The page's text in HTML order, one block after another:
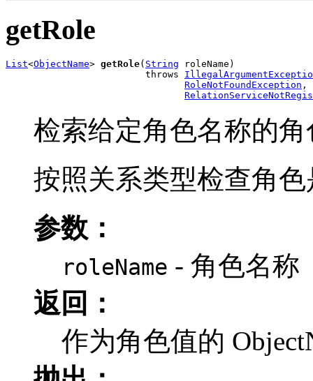
getRole
List<ObjectName> getRole( String roleName)
                         throws
RoleNotFoundException ,
检索给定角色名称的
按照关系类型检查角
参数：
roleName - 角色名称
返回：
作为角色值的